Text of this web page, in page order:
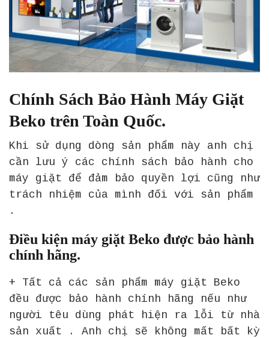
Chính Sách Bảo Hành Máy Giặt
Beko trên Toàn Quốc.
Khi sử dụng dòng sản phẩm này anh chị
cần lưu ý các chính sách bảo hành cho
máy giặt để đảm bảo quyền lợi cũng như
trách nhiệm của mình đối với sản phẩm
.
Điều kiện máy giặt Beko được bảo hành
chính hãng.
+ Tất cả các sản phẩm máy giặt Beko
đều được bảo hành chính hãng nếu như
người têu dùng phát hiện ra lỗi từ nhà
sản xuất . Anh chị sẽ không mất bất kỳ